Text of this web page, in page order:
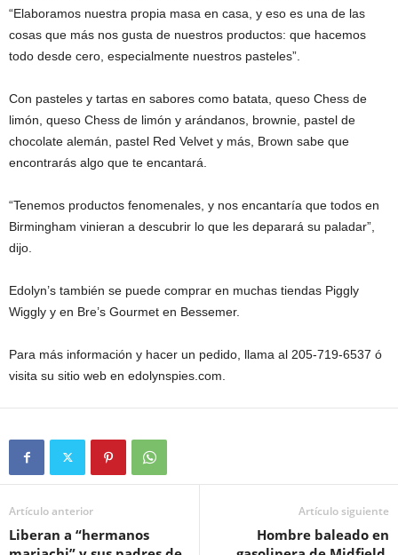
“Elaboramos nuestra propia masa en casa, y eso es una de las
cosas que más nos gusta de nuestros productos: que hacemos
todo desde cero, especialmente nuestros pasteles”.
Con pasteles y tartas en sabores como batata, queso Chess de
limón, queso Chess de limón y arándanos, brownie, pastel de
chocolate alemán, pastel Red Velvet y más, Brown sabe que
encontrarás algo que te encantará.
“Tenemos productos fenomenales, y nos encantaría que todos en
Birmingham vinieran a descubrir lo que les deparará su paladar”,
dijo.
Edolyn’s también se puede comprar en muchas tiendas Piggly
Wiggly y en Bre’s Gourmet en Bessemer.
Para más información y hacer un pedido, llama al 205-719-6537 ó
visita su sitio web en edolynspies.com.
Artículo anterior
Liberan a “hermanos
Artículo siguiente
Hombre baleado en